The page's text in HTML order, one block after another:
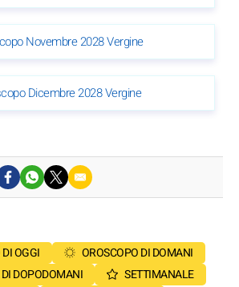
Novembre 2028 Vergine
Dicembre 2028 Vergine
OGGI
OROSCOPO DI DOMANI
DOPODOMANI
SETTIMANALE